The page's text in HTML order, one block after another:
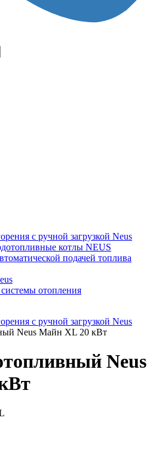
с ручной загрузкой Neus
котлы NEUS
подачей топлива
отопления
с ручной загрузкой Neus
Neus Майн XL 20 кВт
Neus